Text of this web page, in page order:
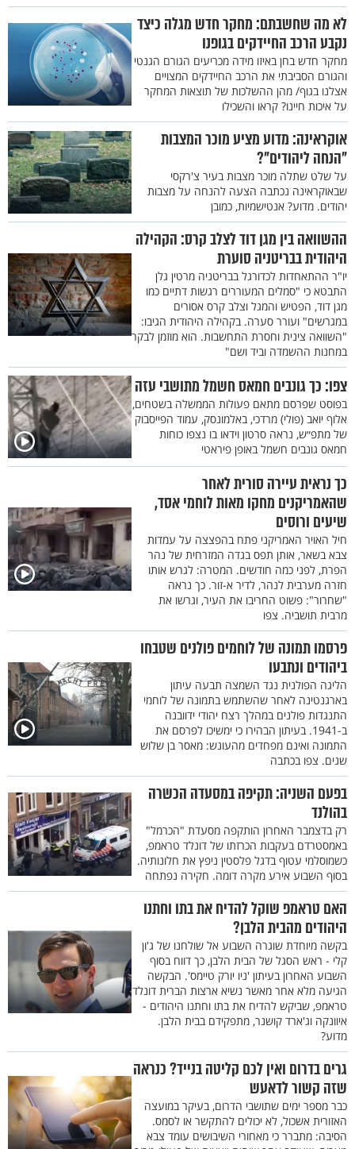
לא מה שחשבתם: מחקר חדש מגלה כיצד
נקבע הרכב החיידקים בגופנו
מחקר חדש בחן באיזו מידה מכריעים הגורם הגנטי
והגורם הסביבתי את הרכב החיידקים המצויים
אצלנו בגוף/ מהן ההשלכות של תוצאות המחקר
על איכות חיינו? קראו והשכילו
אוקראינה: מדוע מציע מוכר המצבות
"הנחה ליהודים"?
על שלט שתלה מוכר מצבות בעיר צ'רקסי
שבאוקראינה נכתבה הצעה להנחה על מצבות
יהודים. מדוע? אנטישמיות, כמובן
ההשוואה בין מגן דוד לצלב קרס: הקהילה
היהודית בבריטניה סוערת
יו"ר ההתאחדות לכדורגל בבריטניה מרטין גלן
התבטא כי "סמלים המעוררים רגשות דתיים כמו
מגן דוד, הפטיש והמגל וצלב קרס אסורים
במגרשים" ועורר סערה. בקהילה היהודית הגיבו:
"השוואה צינית וחסרת התחשבות. הוא מוזמן לבקר
במחנות ההשמדה וביד ושם"
צפו: כך גונבים חמאס חשמל מתושבי עזה
בפוסט שפרסם מתאם פעולות הממשלה בשטחים,
אלוף יואב (פולי) מרדכי, באלמונסק, עמוד הפייסבוק
של מתפ״ש, נראה סרטון וידאו בו נצפו כוחות
חמאס גונבים חשמל באופן פיראטי
כך נראית עיירה סורית לאחר
שהאמריקנים מחקו מאות לוחמי אסד,
שיעים ורוסים
חיל האויר האמריקני פתח בהפצצה על עמדות
צבא בשאר, אותן תפס בגדה המזרחית של נהר
הפרת, לפני כמה חודשים. המטרה: לגרש אותו
חזרה מערבית לנהר, לדיר א-זור. כך נראה
"שחרור": פשוט החריבו את העיר, וגרשו את
מרבית תושביה. צפו
פרסמו תמונה של לוחמים פולנים שטבחו
ביהודים ונתבעו
הליגה הפולנית נגד השמצה תבעה עיתון
בארגנטינה לאחר שהשתמש בתמונה של לוחמי
התנגדות פולנים במהלך רצח יהודי ידוובנה
ב-1941. בעיתון הבהירו כי ימשיכו לפרסם את
התמונה ואינם מפחדים מהעונש: מאסר בן שלוש
שנים. צפו בכתבה
בפעם השניה: תקיפה במסעדה הכשרה
בהולנד
רק בדצמבר האחרון הותקפה מסעדת "הכרמל"
באמסטרדם בעקבות הכרזתו של דונלד טראמפ,
כשמוסלמי עטוף בדגל פלסטין ניפץ את חלונותיה.
בסוף השבוע אירע מקרה דומה. חקירה נפתחה
האם טראמפ שוקל להדיח את בתו וחתנו
היהודים מהבית הלבן?
בקשה מיוחדת שוגרה השבוע אל שולחנו של ג'ון
קלי - ראש הסגל של הבית הלבן, כך דווח בסוף
השבוע האחרון בעיתון 'ניו יורק טיימס'. הבקשה
הגיעה מלא אחר מאשר נשיא ארצות הברית דונלד
טראמפ, שביקש להדיח את בתו וחתנו היהודים -
איוונקה וג'ארד קושנר, מתפקידם בבית הלבן.
מדוע?
גרים בדרום ואין לכם קליטה בנייד? כנראה
שזה קשור לדאעש
כבר מספר ימים שתושבי הדרום, בעיקר במועצה
האזורית אשכול, לא יכולים להתקשר או לסמס.
הסיבה: מתברר כי מאחורי השיבושים עומד צבא